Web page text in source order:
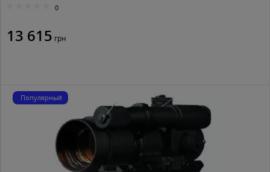
0
13 615 грн
Популярный